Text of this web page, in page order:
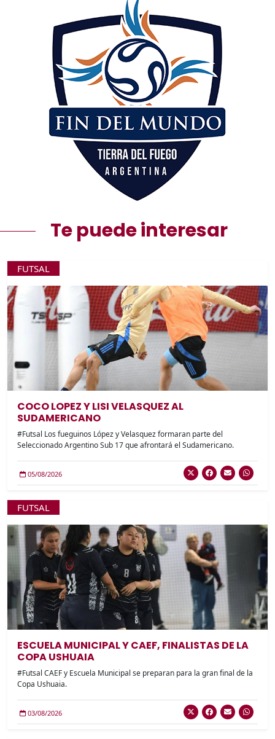
Te puede interesar
FUTSAL
COCO LOPEZ Y LISI VELASQUEZ AL
SUDAMERICANO
#Futsal Los fueguinos López y Velasquez formaran parte del
Seleccionado Argentino Sub 17 que afrontará el Sudamericano.
05/08/2026
FUTSAL
ESCUELA MUNICIPAL Y CAEF, FINALISTAS DE LA
COPA USHUAIA
#Futsal CAEF y Escuela Municipal se preparan para la gran final de la
Copa Ushuaia.
03/08/2026